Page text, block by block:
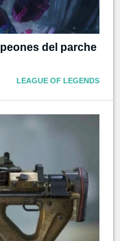
del parche
LEAGUE OF LEGENDS